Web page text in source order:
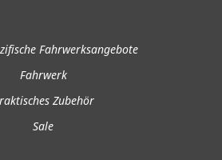
Fahrwerksangebote
Fahrwerk
Zubehör
Sale